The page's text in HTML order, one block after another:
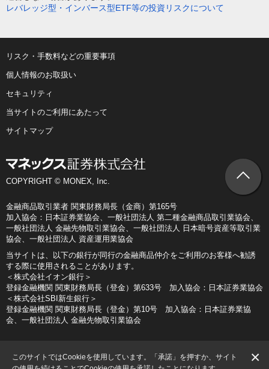
レバレッジ型・インバース型ETF等の投資リスクについて
リスク・手数料などの重要事項
個人情報のお取扱い
セキュリティ
当サイトのご利用にあたって
サイトマップ
COPYRIGHT © MONEX, Inc.
金融商品取引業者 関東財務局長（金商）第165号
加入協会：日本証券業協会、一般社団法人 第二種金融商品取引業協会、
一般社団法人 金融先物取引業協会、一般社団法人 日本暗号資産等取引業
協会、一般社団法人 資産運用業協会
当サイトは、以下の銀行が同行の金融商品仲介をご利用のお客様へ勧誘
する際に使用されることがあります。
＜株式会社イオン銀行＞
登録金融機関 関東財務局長（登金）第633号 加入協会：日本証券業協会
＜株式会社SBI新生銀行＞
登録金融機関 関東財務局長（登金）第10号 加入協会：日本証券業協
会、一般社団法人 金融先物取引業協会
このサイトではCookieを使用しています。「承諾」を押すか、サイト
×